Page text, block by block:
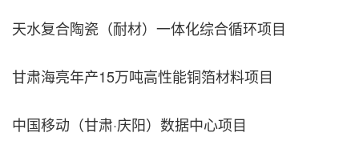
天水复合陶瓷（耐材）一体化综合循环项目
甘肃海亮年产15万吨高性能铜箔材料项目
中国移动（甘肃·庆阳）数据中心项目